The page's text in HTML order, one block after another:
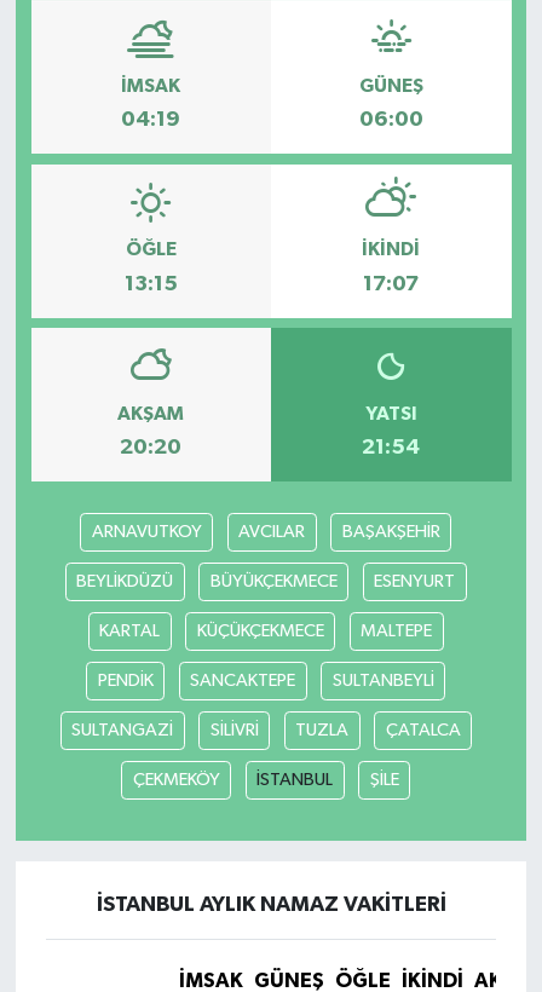
İMSAK
04:19
GÜNEŞ
06:00
ÖĞLE
13:15
İKINDI
17:07
AKŞAM
20:20
YATSI
21:54
ARNAVUTKOY AVCILAR BAŞAKŞEHİR
BEYLİKDÜZÜ BÜYÜKÇEKMECE ESENYURT
KARTAL KÜÇÜKÇEKMECE MALTEPE
PENDİK SANCAKTEPE SULTANBEYLİ
SULTANGAZİ SİLİVRİ TUZLA ÇATALCA
ÇEKMEKÖY İSTANBUL ŞİLE
İSTANBUL AYLIK NAMAZ VAKITLERI
İMSAK GÜNEŞ ÖĞLE İKINDI